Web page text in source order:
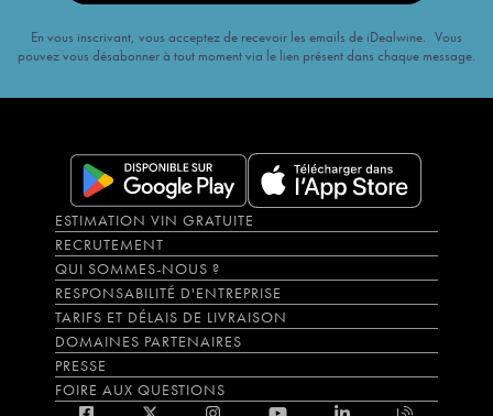
En vous inscrivant, vous acceptez de recevoir les emails de iDealwine. Vous
pouvez vous désabonner à tout moment via le lien présent dans chaque message.
ESTIMATION VIN GRATUITE
RECRUTEMENT
QUI SOMMES-NOUS ?
RESPONSABILITÉ D'ENTREPRISE
TARIFS ET DÉLAIS DE LIVRAISON
DOMAINES PARTENAIRES
PRESSE
FOIRE AUX QUESTIONS